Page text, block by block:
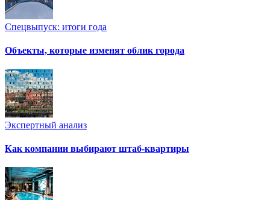
Спецвыпуск: итоги года
Объекты, которые изменят облик города
Экспертный анализ
Как компании выбирают штаб-квартиры